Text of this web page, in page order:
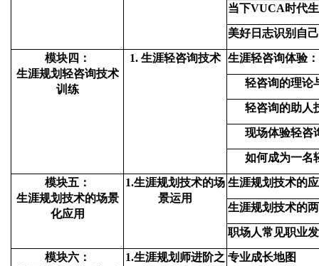
当下VUCA时代
美好日志识别自
模块四：
生涯规划轻咨询技术
训练
1. 生涯轻咨询技术 生涯轻咨询体验：
轻咨询的理论
轻咨询的助人
现场体验轻咨
如何成为一名
模块五：
生涯规划技术的场景
化应用
1.生涯规划技术的场
景运用
生涯规划技术的
生涯规划技术的
职场人常见职业
模块六：
1.生涯规划师进阶之 专业成长地图